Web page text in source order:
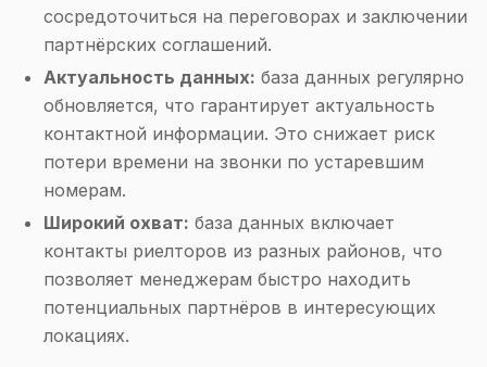
сосредоточиться на переговорах и заключении
партнёрских соглашений.
Актуальность данных: база данных регулярно
обновляется, что гарантирует актуальность
контактной информации. Это снижает риск
потери времени на звонки по устаревшим
номерам.
Широкий охват: база данных включает
контакты риелторов из разных районов, что
позволяет менеджерам быстро находить
потенциальных партнёров в интересующих
локациях.